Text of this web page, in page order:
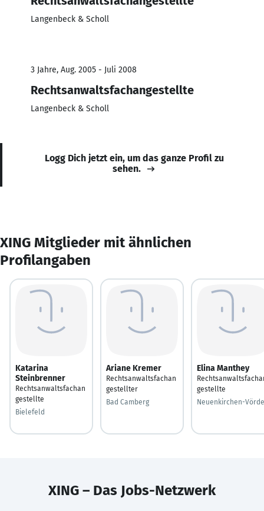
Langenbeck & Scholl
3 Jahre, Aug. 2005 - Juli 2008
Rechtsanwaltsfachangestellte
Langenbeck & Scholl
Logg Dich jetzt ein, um das ganze Profil zu
sehen.
XING Mitglieder mit ähnlichen
Profilangaben
Katarina
Steinbrenner
Rechtsanwaltsfachan
gestellte
Bielefeld
Ariane Kremer
Rechtsanwaltsfachan
gestellter
Bad Camberg
Elina Manthey
gestellte
Neuenkirchen-
XING – Das Jobs-Netzwerk